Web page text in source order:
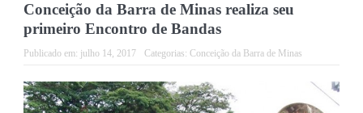
Conceição da Barra de Minas realiza seu
primeiro Encontro de Bandas
Publicado em: julho 14, 2017 Categorias: Conceição da Barra de Minas